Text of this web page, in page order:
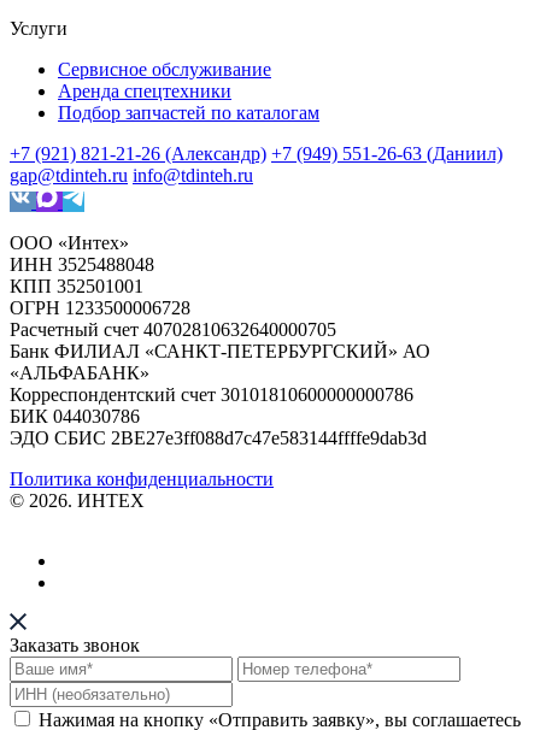
Услуги
Сервисное обслуживание
Аренда спецтехники
Подбор запчастей по каталогам
+7 (921) 821-21-26 (Александр) +7 (949) 551-26-63 (Даниил)
gap@tdinteh.ru info@tdinteh.ru
ООО «Интех»
ИНН 3525488048
КПП 352501001
ОГРН 1233500006728
Расчетный счет 40702810632640000705
Банк ФИЛИАЛ «САНКТ-ПЕТЕРБУРГСКИЙ» АО
«АЛЬФАБАНК»
Корреспондентский счет 30101810600000000786
БИК 044030786
ЭДО СБИС 2BE27e3ff088d7c47e583144ffffe9dab3d
Политика конфиденциальности
© 2026. ИНТЕХ
Заказать звонок
Нажимая на кнопку «Отправить заявку», вы соглашаетесь